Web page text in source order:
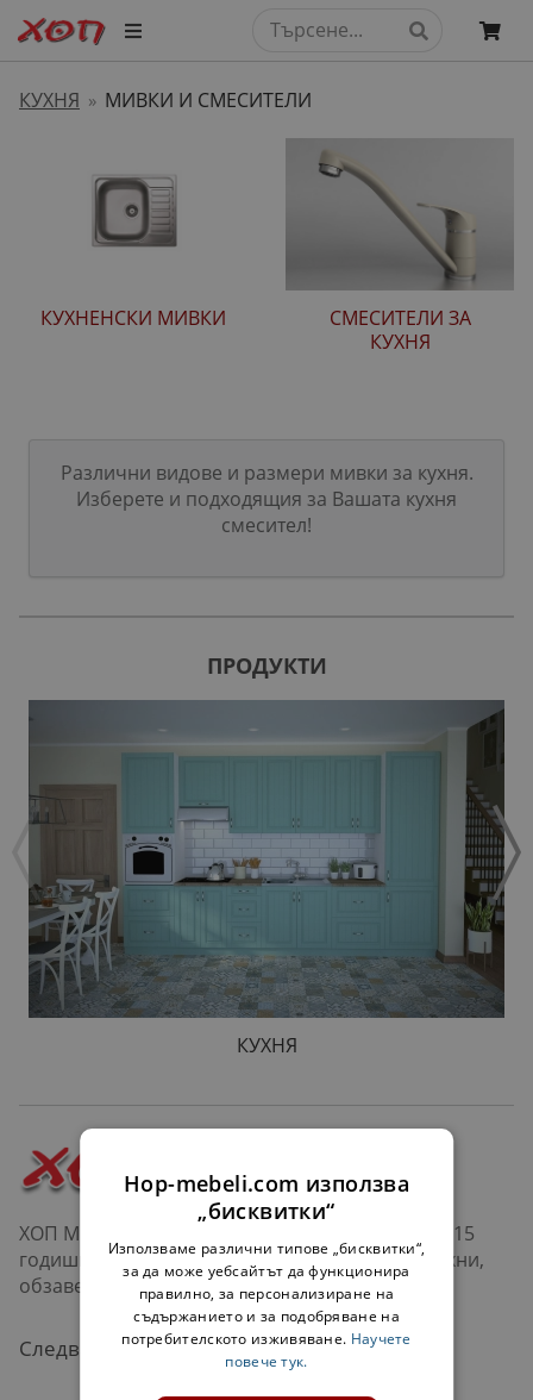
КУХНЯ » МИВКИ И СМЕСИТЕЛИ
КУХНЕНСКИ МИВКИ
СМЕСИТЕЛИ ЗА
КУХНЯ
Различни видове и размери мивки за кухня.
Изберете и подходящия за Вашата кухня
смесител!
ПРОДУКТИ
КУХНЯ
ХОП Мебели е верига магазини в София и над 15
годишна история в продажбата на мебели, кухни,
обзавеждане за дневна, хол, офис и др.
Следвайте ни:
Hop-mebeli.com използва
„бисквитки“
Използваме различни типове „бисквитки“,
за да може уебсайтът да функционира
правилно, за персонализиране на
съдържанието и за подобряване на
потребителското изживяване. Научете
повече тук.